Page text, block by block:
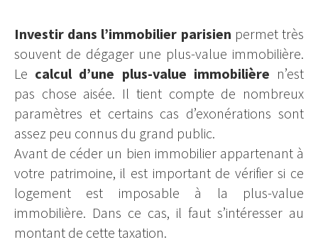
Investir dans l’immobilier parisien permet très
souvent de dégager une plus-value immobilière.
Le calcul d’une plus-value immobilière n’est
pas chose aisée. Il tient compte de nombreux
paramètres et certains cas d’exonérations sont
assez peu connus du grand public.
Avant de céder un bien immobilier appartenant à
votre patrimoine, il est important de vérifier si ce
logement est imposable à la plus-value
immobilière. Dans ce cas, il faut s’intéresser au
montant de cette taxation.